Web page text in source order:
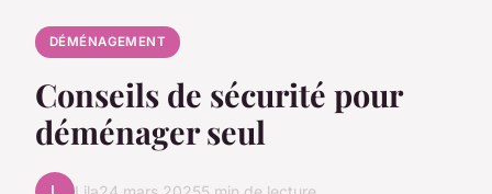
DÉMÉNAGEMENT
Conseils de sécurité pour
déménager seul